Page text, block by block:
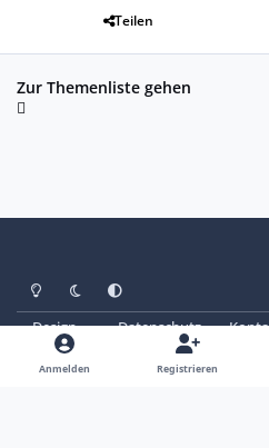
Teilen
Zur Themenliste gehen
Heller ModusDunkler Modus
Systemeinstellung
Design Datenschutz
© Copyright 2025 - SAABoteure e. V.
Anmelden Registrieren